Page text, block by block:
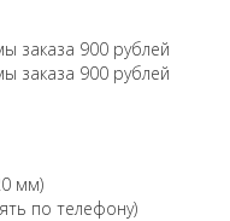
заказа 900 рублей
заказа 900 рублей
мм)
по телефону)